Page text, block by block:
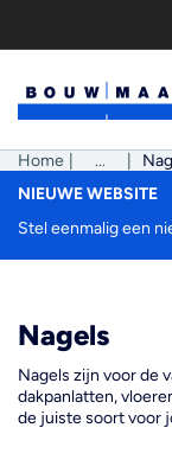
inhoud
Home ...
Pad
NIEUWE WEBSITE
Stel eenmalig een
Nagels
Nagels zijn voor de
dakpanlatten,
de juiste soort voor